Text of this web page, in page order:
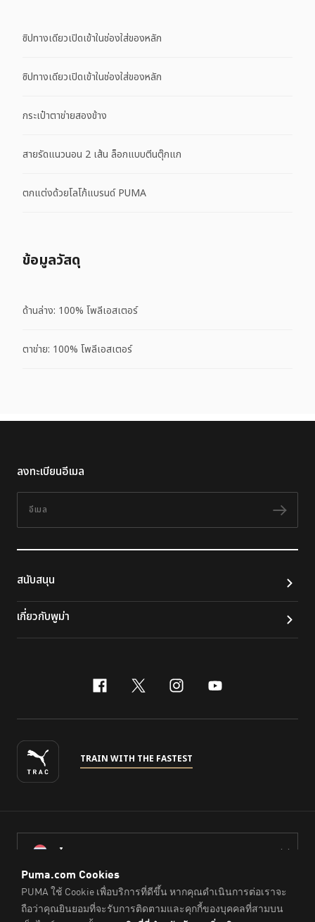
ซิปทางเดียวเปิดเข้าในช่องใส่ของหลัก
ซิปทางเดียวเปิดเข้าในช่องใส่ของหลัก
กระเป๋าตาข่ายสองข้าง
สายรัดแนวนอน 2 เส้น ล็อกแบบตีนตุ๊กแก
ตกแต่งด้วยโลโก้แบรนด์ PUMA
ข้อมูลวัสดุ
ด้านล่าง: 100% โพลีเอสเตอร์
ตาข่าย: 100% โพลีเอสเตอร์
ลงทะเบียนอีเมล
ติดต
สนับสนุน
เกี่ยวกับพูม่า
facebook
x-twitter
instagram
youtube
TRAIN WITH THE FASTEST
ไทย
© PUMA Sports (Thailand) Co., Ltd.,2026. All Rights Reserved.
Company Reg. No. 0105564148338